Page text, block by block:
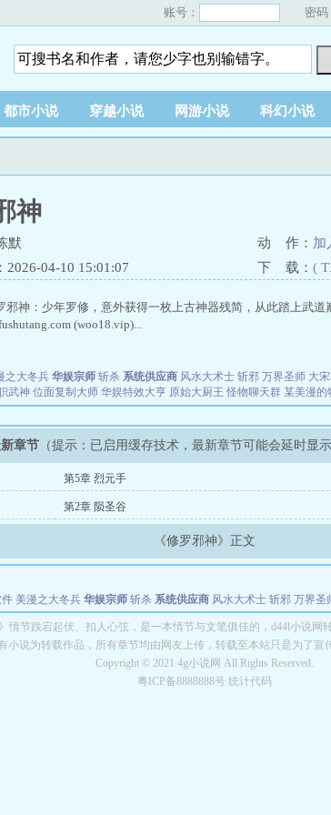
账号： 密码
都市小说 穿越小说 网游小说 科幻小说
神
默 动 作： 加
2026-04-10 15:01:07
下 载： (
邪神：少年罗修，意外获得一枚上古神器残简，从此踏上武
(woo18.vip)...
之大冬兵 华娱宗师 斩杀 系统供应商 风水大术士 斩邪 万界圣师 大
武神 位面复制大师 华娱特效大亨 原始大厨王 怪物聊天群 某美漫的
新章节 （提示：已启用缓存技术，最新章节可能会延时显
第5章 烈元手
第2章 陨圣谷
《修罗邪神》正文
美漫之大冬兵 华娱宗师 斩杀 系统供应商 风水大术士 斩邪 万界圣
巨星 绝对交易 全职武神 位面复制大师 华娱特效大亨 原始大厨王 怪
长别打脸
》情节跌宕起伏、扣人心弦，是一本情节与文笔俱佳的，d44l小说网
小说为转载作品，所有章节均由网友上传，转载至本站只是为了宣
Copyright © 2021 4g小说网 All Rights Reserved.
粤ICP备8888888号 统计代码